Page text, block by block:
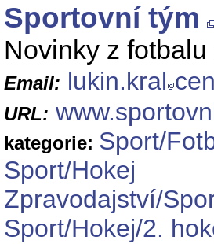
Sportovní tým
Novinky z
Email: lukin.kral
URL:
kategorie: Sport/
Sport/Hokej
Zpravodajství/
Sport/Hokej/2.